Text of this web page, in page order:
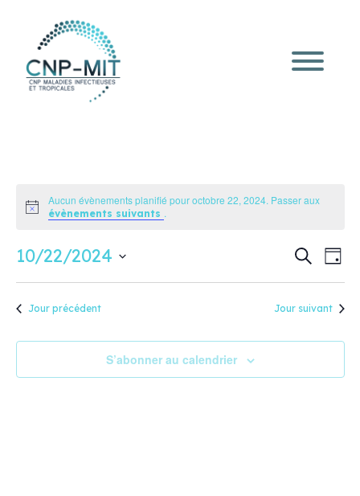
Notice
Aucun évènements planifié pour octobre 22, 2024. Passer aux
évènements suivants .
de
Recherche
de
Jour
10/22/2024
date.Jour précédent Jour suivant
S’abonner au calendrier